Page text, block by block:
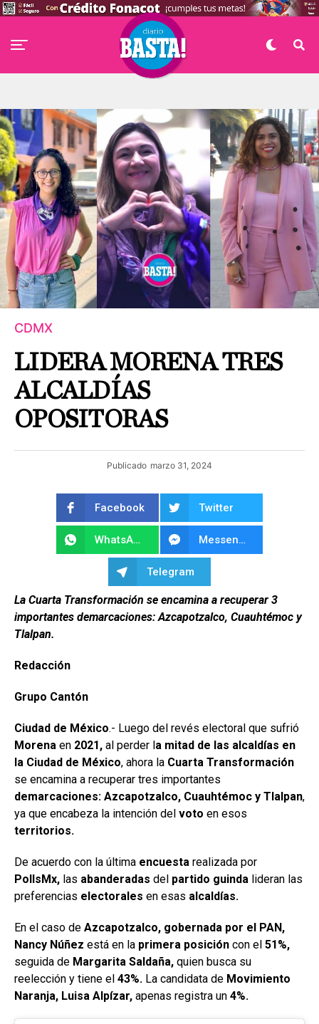
CDMX
LIDERA MORENA TRES
ALCALDÍAS
OPOSITORAS
Publicado marzo 31, 2024
Facebook Twitter
WhatsApp Messenger
Telegram
La Cuarta Transformación se encamina a recuperar 3
importantes demarcaciones: Azcapotzalco, Cuauhtémoc y
Tlalpan.
Redacción
Grupo Cantón
Ciudad de México.- Luego del revés electoral que sufrió
Morena en 2021, al perder la mitad de las alcaldías en
la Ciudad de México, ahora la Cuarta Transformación
se encamina a recuperar tres importantes
demarcaciones: Azcapotzalco, Cuauhtémoc y Tlalpan,
ya que encabeza la intención del voto en esos
territorios.
De acuerdo con la última encuesta realizada por
PollsMx, las abanderadas del partido guinda lideran las
preferencias electorales en esas alcaldías.
En el caso de Azcapotzalco, gobernada por el PAN,
Nancy Núñez está en la primera posición con el 51%,
seguida de Margarita Saldaña, quien busca su
reelección y tiene el 43%. La candidata de Movimiento
Naranja, Luisa Alpízar, apenas registra un 4%.